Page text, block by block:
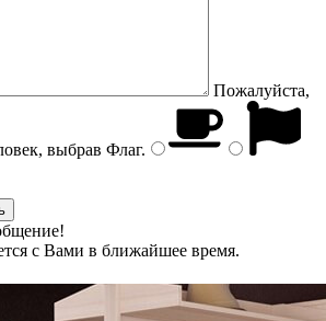
Пожалуйста,
выбрав Флаг.
с Вами в ближайшее время.